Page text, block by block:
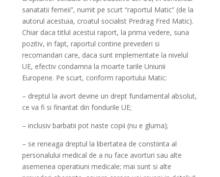
sanatatii femeii”, numit pe scurt “raportul Matic” (de la
autorul acestuia, croatul socialist Predrag Fred Matic).
Chiar daca titlul acestui raport, la prima vedere, suna
pozitiv, in fapt, raportul contine prevederi si
recomandari care, daca sunt implementate la nivelul
UE, efectiv condamna la moarte tarile Uniunii
Europene. Pe scurt, conform raportului Matic:
– dreptul la avort devine un drept fundamental absolut,
ce va fi si finantat din fondurile UE;
– inclusiv barbatii pot naste copii (nu e gluma);
– se reneaga dreptul la libertatea de constiinta al
personalului medical de a nu face avorturi sau alte
asemenea operatiuni medicale; mai sunt si alte